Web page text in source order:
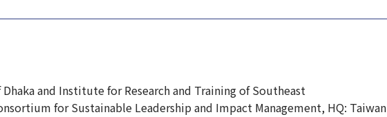
and Institute for Research and Training of Southeast
for Sustainable Leadership and Impact Management, HQ: Taiwan